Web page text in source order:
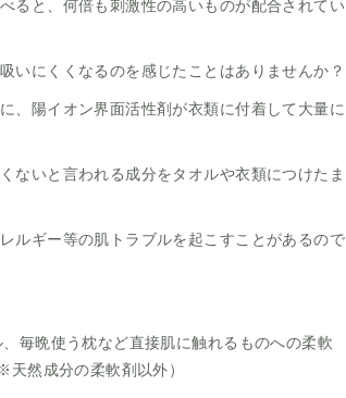
ると、何倍も刺激性の高いものが配合されてい
いにくくなるのを感じたことはありませんか？
、陽イオン界面活性剤が衣類に付着して大量に
ないと言われる成分をタオルや衣類につけたま
ルギー等の肌トラブルを起こすことがあるので
毎晩使う枕など直接肌に触れるものへの柔軟
然成分の柔軟剤以外）